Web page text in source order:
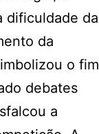
dificuldade da
da
o fim
debates
a